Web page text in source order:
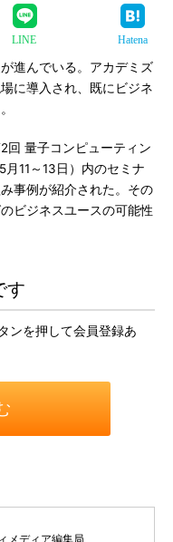
LINE Hatena
進んでいる。アカデミズ
に導入され、既にビジネ
量子コンピューティン
11～13日）内のセミナ
事例が紹介された。その
ビジネスユースの可能性
す
ンを押して会員登録あ
メディア編集局